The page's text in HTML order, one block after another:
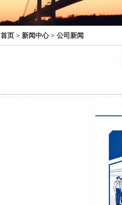
首页 > 新闻中心> 公司新闻